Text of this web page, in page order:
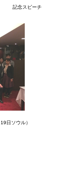
記念スピーチ
19日ソウル）